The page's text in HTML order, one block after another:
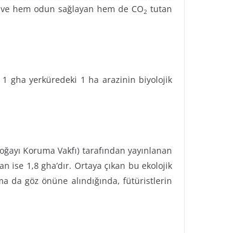
ve hem odun sağlayan hem de CO2 tutan
gha yerküredeki 1 ha arazinin biyolojik
Koruma Vakfı) tarafından yayınlanan
ise 1,8 gha’dır. Ortaya çıkan bu ekolojik
da göz önüne alındığında, fütüristlerin